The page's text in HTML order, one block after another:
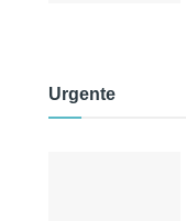
Urgente